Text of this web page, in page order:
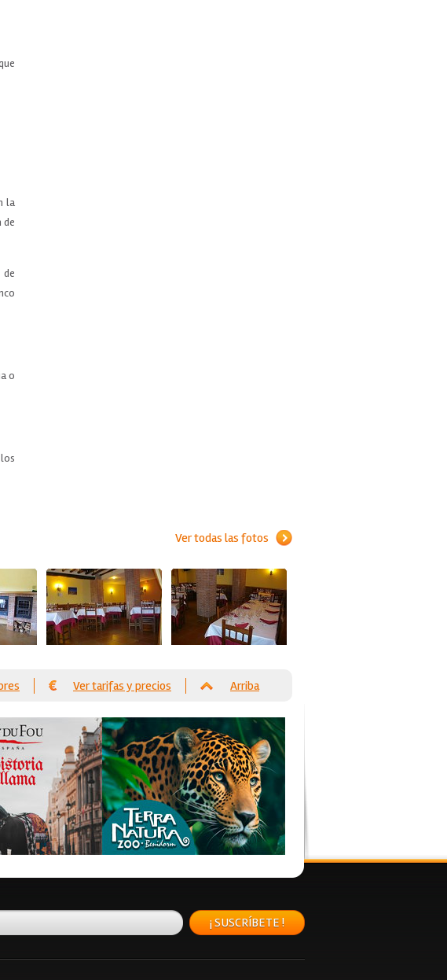
la
de
o
Ver todas las fotos
Ver tarifas y precios Arriba
¡ SUSCRÍBETE !